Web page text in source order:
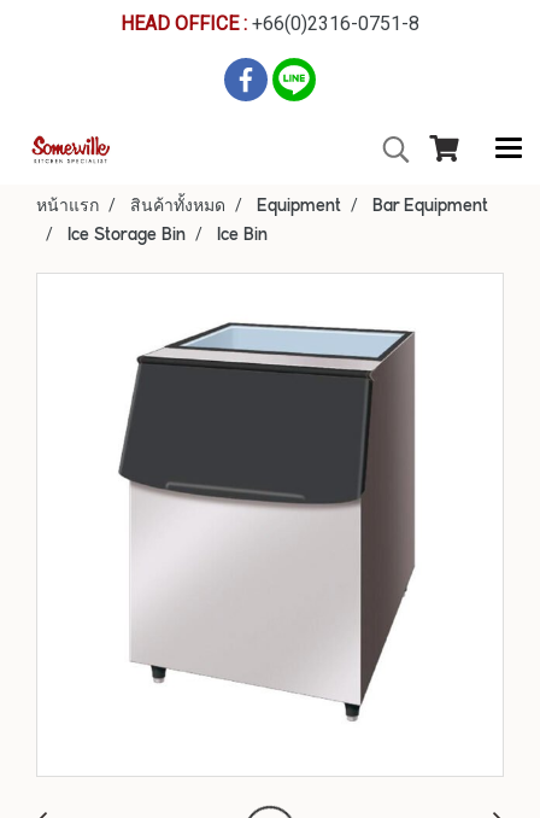
HEAD OFFICE : +66(0)2316-0751-8
หน้าแรก สินค้าทั้งหมด Equipment
Bar Equipment
Ice Storage Bin
Ice Bin